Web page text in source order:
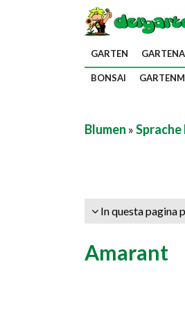
GARTEN
BONSAI
Blumen »Sprache
In questa pagina
Amarant